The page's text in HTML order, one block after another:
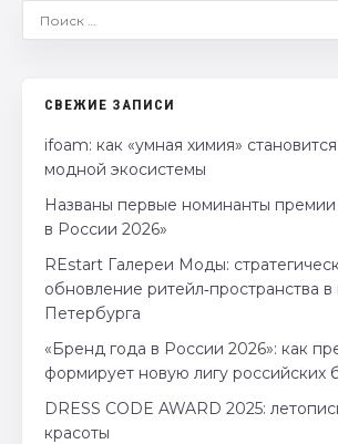
СВЕЖИЕ ЗАПИСИ
ifoam: как «умная химия»
модной экосистемы
Названы первые номинанты
в России 2026»
REstart Галереи Моды:
обновление ритейл‑пространства в
Петербурга
«Бренд года в России 2026»: как
формирует новую лигу российских
DRESS CODE AWARD 2025:
красоты